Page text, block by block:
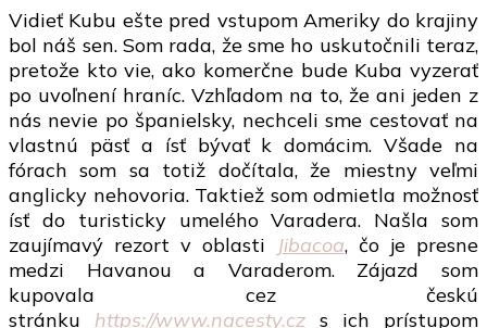
na
Kube
Vidieť Kubu ešte pred vstupom Ameriky do krajiny
bol náš sen. Som rada, že sme ho uskutočnili teraz,
pretože kto vie, ako komerčne bude Kuba vyzerať
po uvoľnení hraníc. Vzhľadom na to, že ani jeden z
nás nevie po španielsky, nechceli sme cestovať na
vlastnú päsť a ísť bývať k domácim. Všade na
fórach som sa totiž dočítala, že miestny veľmi
anglicky nehovoria. Taktiež som odmietla možnosť
ísť do turisticky umelého Varadera. Našla som
zaujímavý rezort v oblasti
Jibacoa, čo je presne
medzi Havanou a Varaderom. Zájazd som
kupovala cez českú
stránku https://www.nacesty.cz s ich prístupom